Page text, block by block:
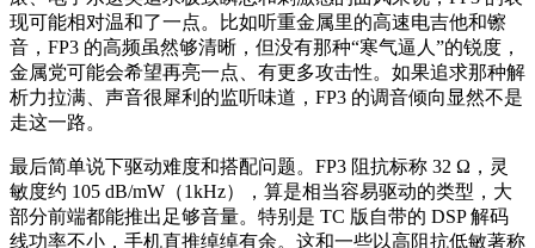
现可能相对温和了一点。比如听重金属里的高速电吉他和镲
音，FP3 的高频虽然够清晰，但没有那种“寒气逼人”的锐度，
金属党可能会希望再亮一点、有更多攻击性。如果追求那种解
析力拉满、声音很犀利的监听味道，FP3 的调音倾向显然不是
走这一路。
最后简单说下驱动难度和搭配问题。FP3 阻抗标称 32 Ω，灵
敏度约 105 dB/mW（1kHz），算是相当容易驱动的类型，大
部分前端都能推出足够音量。特别是 TC 版自带的 DSP 解码
线功率不小，手机直推绰绰有余。这和一些以高阻抗低敏著称